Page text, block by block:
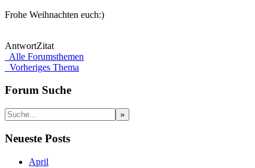
Frohe Weihnachten euch:)
AntwortZitat
Alle Forumsthemen
Vorheriges Thema
Forum Suche
Neueste Posts
April